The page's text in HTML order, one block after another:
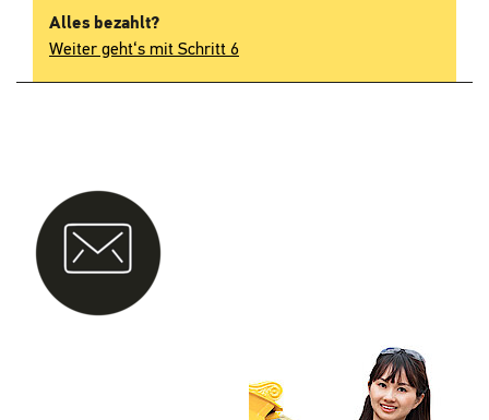
Alles bezahlt?
Weiter geht‘s mit Schritt 6